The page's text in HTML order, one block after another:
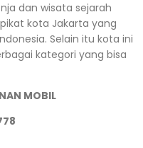
dan wisata sejarah
kota Jakarta yang
Selain itu kota ini
kategori yang bisa
MOBIL